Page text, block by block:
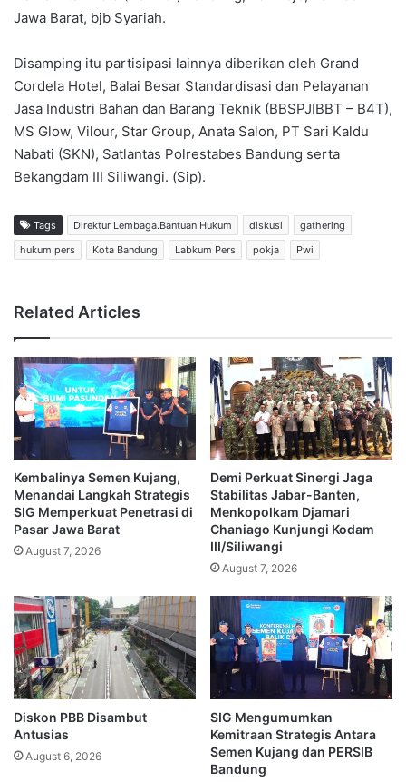
Jawa Barat, bjb Syariah.
Disamping itu partisipasi lainnya diberikan oleh Grand
Cordela Hotel, Balai Besar Standardisasi dan Pelayanan
Jasa Industri Bahan dan Barang Teknik (BBSPJIBBT – B4T),
MS Glow, Vilour, Star Group, Anata Salon, PT Sari Kaldu
Nabati (SKN), Satlantas Polrestabes Bandung serta
Bekangdam III Siliwangi. (Sip).
Tags Direktur Lembaga.Bantuan Hukum diskusi
gathering
hukum pers
Kota Bandung Labkum Pers pokja Pwi
Related Articles
Kembalinya Semen Kujang,
Menandai Langkah Strategis
SIG Memperkuat Penetrasi di
Pasar Jawa Barat
August 7, 2026
Demi Perkuat Sinergi Jaga
Stabilitas Jabar-Banten,
Menkopolkam Djamari
Chaniago Kunjungi Kodam
III/Siliwangi
August 7, 2026
Diskon PBB Disambut
Antusias
August 6, 2026
SIG Mengumumkan
Kemitraan Strategis Antara
Semen Kujang dan PERSIB
Bandung